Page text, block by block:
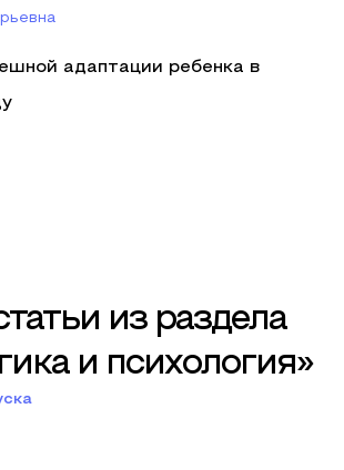
адаптации ребенка в
из раздела
и психология»